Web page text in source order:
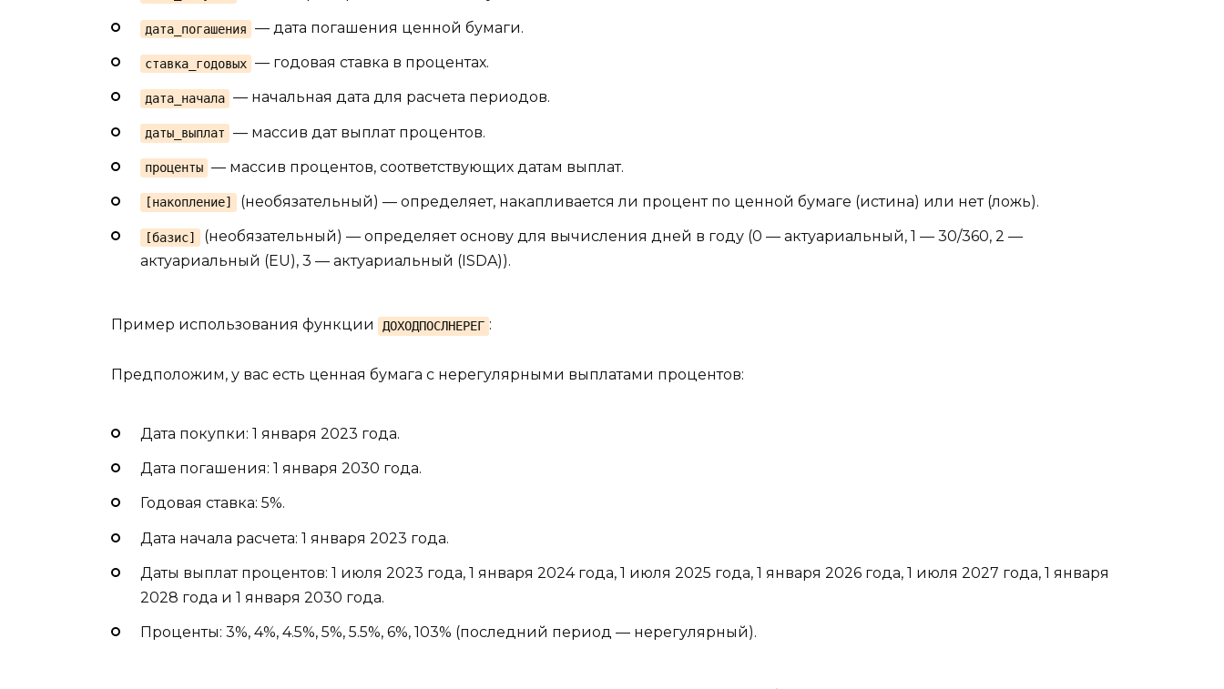
дата_погашения — дата погашения ценной бумаги.
ставка_годовых — годовая ставка в процентах.
дата_начала — начальная дата для расчета периодов.
даты_выплат — массив дат выплат процентов.
проценты — массив процентов, соответствующих датам выплат.
[накопление] (необязательный) — определяет, накапливается ли процент по ценной бумаге (истина) или нет (ложь).
[базис]
(необязательный) — определяет основу для вычисления дней в году (0 — актуариальный, 1 — 30/360, 2 —
актуариальный (EU), 3 — актуариальный (ISDA)).
Пример использования функции ДОХОДПОСЛНЕРЕГ :
Предположим, у вас есть ценная бумага с нерегулярными выплатами процентов:
Дата покупки: 1 января 2023 года.
Дата погашения: 1 января 2030 года.
Годовая ставка: 5%.
Дата начала расчета: 1 января 2023 года.
Даты выплат процентов: 1 июля 2023 года, 1 января 2024 года, 1 июля 2025 года, 1 января 2026 года, 1 июля 2027 года, 1 января
2028 года и 1 января 2030 года.
Проценты: 3%, 4%, 4.5%, 5%, 5.5%, 6%, 103% (последний период — нерегулярный).